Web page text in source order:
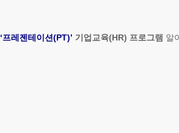
‘프레젠테이션(PT)’ 기업교육(HR) 프로그램 알